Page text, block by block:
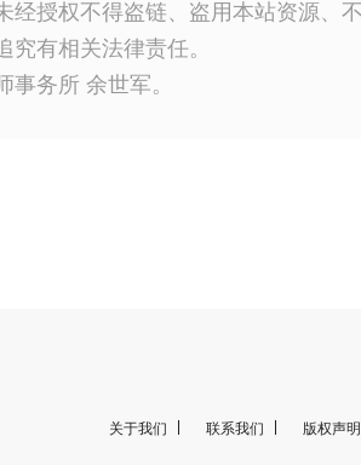
经授权不得盗链、盗用本站资源、
有相关法律责任。
务所 余世军。
关于我们 联系我们 版权声明